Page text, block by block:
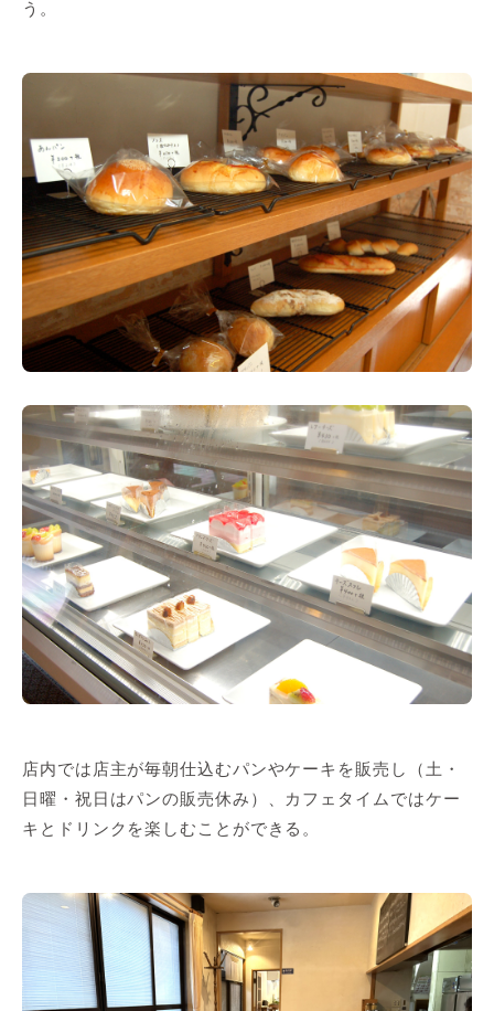
う。
店内では店主が毎朝仕込むパンやケーキを販売し（土・
日曜・祝日はパンの販売休み）、カフェタイムではケー
キとドリンクを楽しむことができる。